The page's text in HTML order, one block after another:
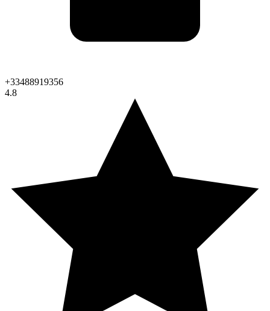
+33488919356
4.8